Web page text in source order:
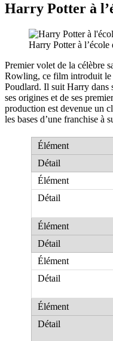
Harry Potter à
Harry Potter à l’école
Premier volet de la célèbre
Rowling, ce film introduit le
Poudlard. Il suit Harry dans
ses origines et de ses
production est devenue un
les bases d’une franchise à